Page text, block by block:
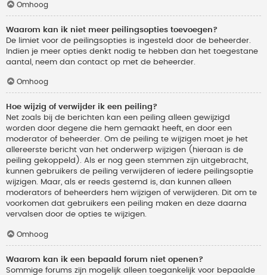
Omhoog
Waarom kan ik niet meer peilingsopties toevoegen?
De limiet voor de peilingsopties is ingesteld door de beheerder.
Indien je meer opties denkt nodig te hebben dan het toegestane
aantal, neem dan contact op met de beheerder.
Omhoog
Hoe wijzig of verwijder ik een peiling?
Net zoals bij de berichten kan een peiling alleen gewijzigd
worden door degene die hem gemaakt heeft, en door een
moderator of beheerder. Om de peiling te wijzigen moet je het
allereerste bericht van het onderwerp wijzigen (hieraan is de
peiling gekoppeld). Als er nog geen stemmen zijn uitgebracht,
kunnen gebruikers de peiling verwijderen of iedere peilingsoptie
wijzigen. Maar, als er reeds gestemd is, dan kunnen alleen
moderators of beheerders hem wijzigen of verwijderen. Dit om te
voorkomen dat gebruikers een peiling maken en deze daarna
vervalsen door de opties te wijzigen.
Omhoog
Waarom kan ik een bepaald forum niet openen?
Sommige forums zijn mogelijk alleen toegankelijk voor bepaalde